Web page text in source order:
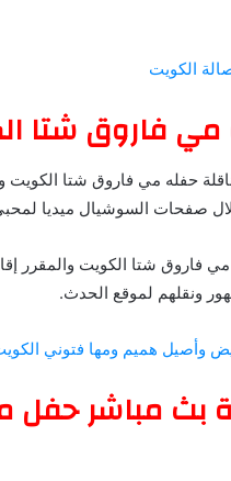
الكويت
مي فاروق شتا
حفله مي فاروق شتا الكويت
صفحات السوشيال ميديا
ونقلهم لموقع الحدث.
وأصيل هميم ومها فتوني
مباشر حفل